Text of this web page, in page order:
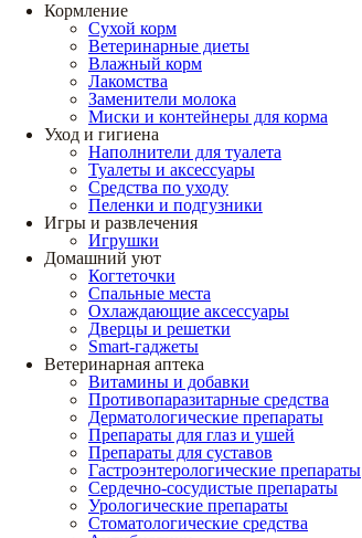
Кормление
Сухой корм
Ветеринарные диеты
Влажный корм
Лакомства
Заменители молока
Миски и контейнеры для корма
Уход и гигиена
Наполнители для туалета
Туалеты и аксессуары
Средства по уходу
Пеленки и подгузники
Игры и развлечения
Игрушки
Домашний уют
Когтеточки
Спальные места
Охлаждающие аксессуары
Дверцы и решетки
Smart-гаджеты
Ветеринарная аптека
Витамины и добавки
Противопаразитарные средства
Дерматологические препараты
Препараты для глаз и ушей
Препараты для суставов
Гастроэнтерологические препараты
Сердечно-сосудистые препараты
Урологические препараты
Стоматологические средства